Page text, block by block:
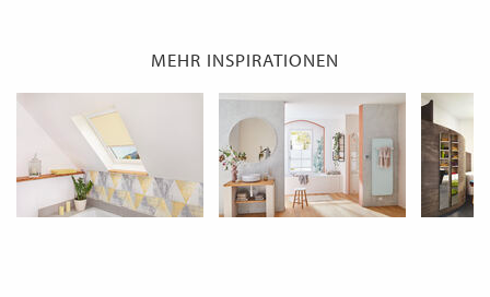
MEHR INSPIRATIONEN